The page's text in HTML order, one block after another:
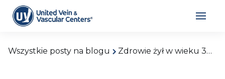
Wszystkie posty na blogu Zdrowie żył w wieku 30, 40 i 50 lat: Na co zwracać uwagę